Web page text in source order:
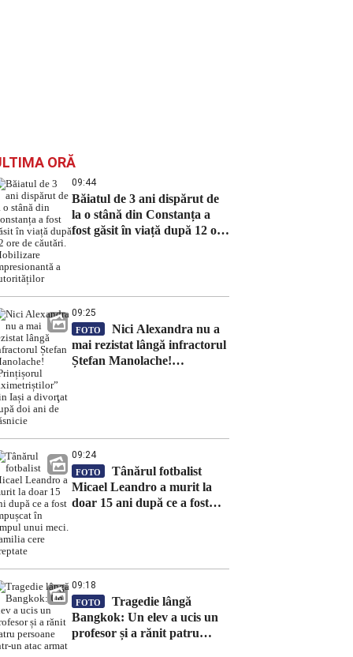
ORĂ
09:44
Băiatul de 3 ani dispărut de
la o stână din Constanța a
fost găsit în viață după 12 ore
09:25
FOTO
Nici Alexandra nu a
mai rezistat lângă infractorul
Ștefan Manolache!
09:24
FOTO
Tânărul fotbalist
Micael Leandro a murit la
doar 15 ani după ce a fost
09:18
FOTO
Tragedie lângă
Bangkok: Un elev a ucis un
profesor și a rănit patru